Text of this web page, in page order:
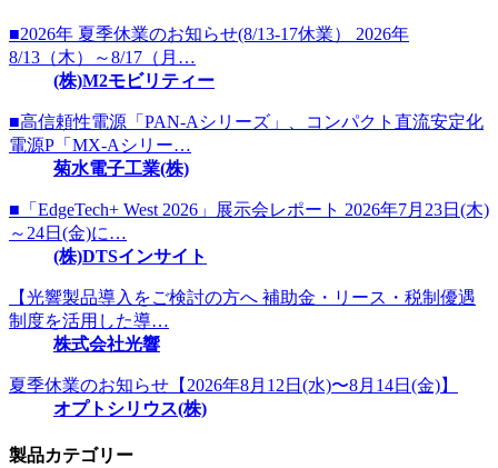
■2026年 夏季休業のお知らせ(8/13-17休業） 2026年
8/13（木）～8/17（月…
(株)M2モビリティー
■高信頼性電源「PAN-Aシリーズ」、コンパクト直流安定化
電源P「MX-Aシリー…
菊水電子工業(株)
■「EdgeTech+ West 2026」展示会レポート 2026年7月23日(木)
～24日(金)に…
(株)DTSインサイト
【光響製品導入をご検討の方へ 補助金・リース・税制優遇
制度を活用した導…
株式会社光響
夏季休業のお知らせ【2026年8月12日(水)〜8月14日(金)】
オプトシリウス(株)
製品カテゴリー